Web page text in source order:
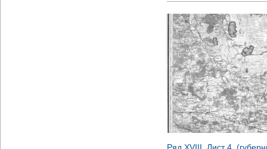
Ряд XVIII. Лист 4.